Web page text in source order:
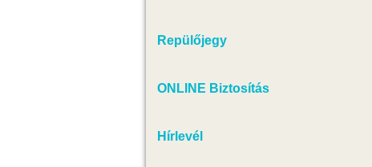
Repülőjegy
ONLINE Biztosítás
Hírlevél